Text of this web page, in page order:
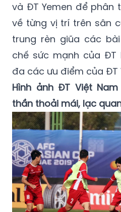
và ĐT Yemen để phân
về từng vị trí trên sân
trung rèn giũa các
chế sức mạnh của
đa các ưu điểm của ĐT
Hình ảnh ĐT Việt
thần thoải mái, lạc